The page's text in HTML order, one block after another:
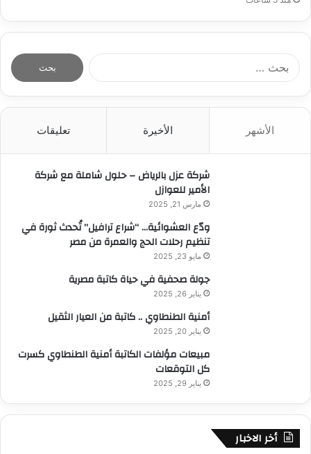
الأشهر الأخيرة تعليقات
شركة عزل بالرياض – حلول شاملة مع شركة
الأمير للعوازل
مارس 21, 2025
ودّع العشوائية… “شراع ترافيل” تُحدث ثورة في
تنظيم رحلات الحج والعمرة من مصر
مايو 23, 2025
جولة صحفية في حياة كاتبة مصرية
يناير 26, 2025
أمنية الطنطاوي .. كاتبة من العيار الثقيل
يناير 20, 2025
مبيعات مؤلفات الكاتبة أمنية الطنطاوي كسرت
كل التوقعات
يناير 29, 2025
أخر الاخبار